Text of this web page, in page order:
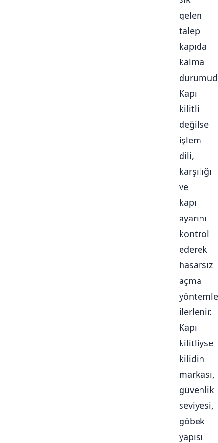
gelen
talep
kapıda
kalma
Kapı
kilitli
değilse
işlem
dili,
karşılığı
ve
kapı
ayarını
kontrol
ederek
hasarsız
açma
ilerlenir.
Kapı
kilitliyse
kilidin
markası,
güvenlik
seviyesi,
göbek
yapısı